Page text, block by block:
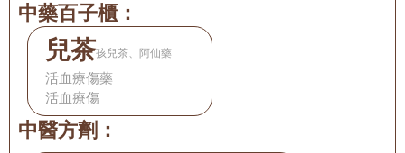
中藥百子櫃：
兒茶孩兒茶、阿仙藥
活血療傷藥
活血療傷
中醫方劑：